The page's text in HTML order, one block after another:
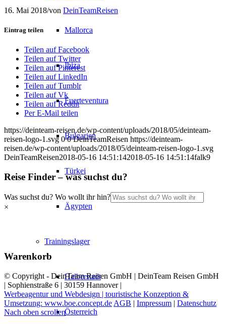
Mallorca
Ibiza
Fuerteventura
Bulgarien
Türkei
Ägypten
Trainingslager
Halberstadt
Österreich
16. Mai 2018/von DeinTeamReisen
Eintrag teilen
Teilen auf Facebook
Teilen auf Twitter
Teilen auf Pinterest
Teilen auf LinkedIn
Teilen auf Tumblr
Teilen auf Vk
Teilen auf Reddit
Per E-Mail teilen
https://deinteam-reisen.de/wp-content/uploads/2018/05/deinteam-
reisen-logo-1.svg 0 0 DeinTeamReisen https://deinteam-
reisen.de/wp-content/uploads/2018/05/deinteam-reisen-logo-1.svg
DeinTeamReisen2018-05-16 14:51:142018-05-16 14:51:14falk9
Reise Finder – was suchst du?
Was suchst du? Wo wollt ihr hin?
×
Warenkorb
© Copyright - DeinTeam Reisen GmbH | DeinTeam Reisen GmbH
| Sophienstraße 6 | 30159 Hannover |
Werbeagentur und Webdesign | touristische Konzeption &
Umsetzung: www.boe.concept.de AGB | Impressum | Datenschutz
Nach oben scrollen